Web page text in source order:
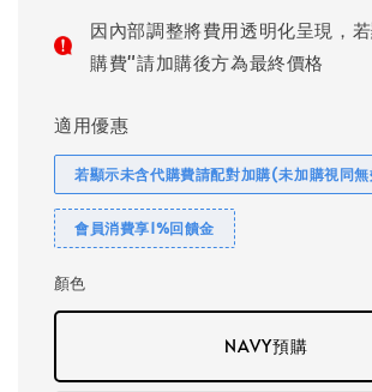
因內部調整將費用透明化呈現，
購費"請加購後方為最終價格
適用優惠
若顯示未含代購費請配對加購(未加購視同
會員消費享1%回饋金
顏色
NAVY預購